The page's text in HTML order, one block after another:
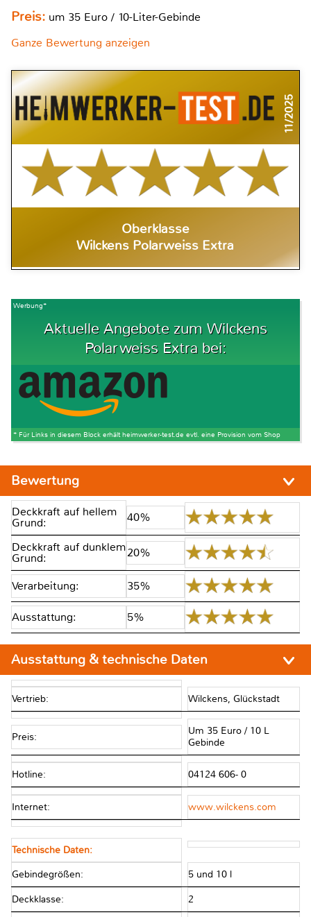
Preis: um 35 Euro / 10-Liter-Gebinde
Ganze Bewertung anzeigen
11/2025
Oberklasse
Wilckens Polarweiss Extra
Werbung*
Aktuelle Angebote zum Wilckens
Polarweiss Extra bei:
* Für Links in diesem Block erhält heimwerker-test.de evtl. eine Provision vom Shop
Bewertung
Deckkraft auf hellem
Grund: 40%
Deckkraft auf dunklem
Grund: 20%
Verarbeitung: 35%
Ausstattung: 5%
Ausstattung & technische Daten
Vertrieb: Wilckens, Glückstadt
Preis:
Um 35 Euro / 10 L
Gebinde
Hotline: 04124 606- 0
Internet: www.wilckens.com
Technische Daten:
Gebindegrößen: 5 und 10 l
Deckklasse: 2